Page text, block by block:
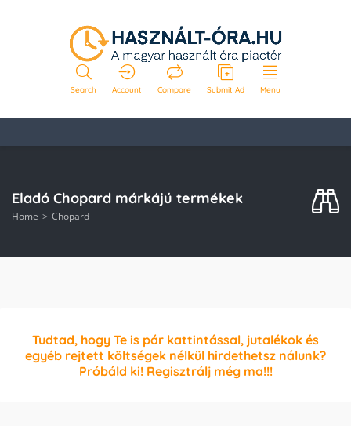
Search Account Compare Submit Ad Menu
Eladó Chopard márkájú termékek
Home Chopard
Tudtad, hogy Te is pár kattintással, jutalékok és
egyéb rejtett költségek nélkül hirdethetsz nálunk?
Próbáld ki! Regisztrálj még ma!!!